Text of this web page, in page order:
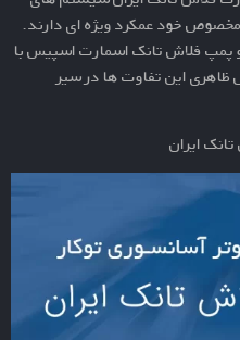
مخصوص خود عمکرد ویژه ای دارند.
پمپ فلاش تانک اسمارت اسپیس با
ظاهری این تفاوت ها در سیر
ایران